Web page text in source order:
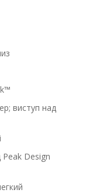
виступ над
Peak Design